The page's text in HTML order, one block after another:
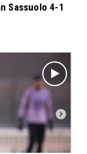
Sassuolo 4-1